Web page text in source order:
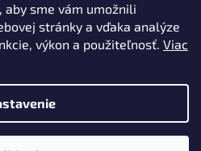
aby sme vám umožnili
stránky a vďaka analýze
výkon a použiteľnosť. Viac
Shoptet